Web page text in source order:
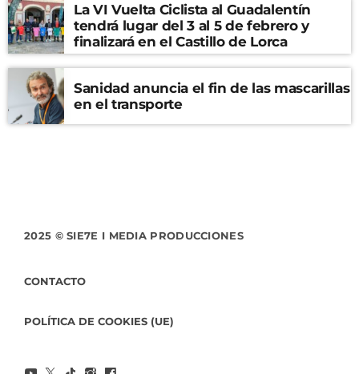
La VI Vuelta Ciclista al Guadalentín
tendrá lugar del 3 al 5 de febrero y
finalizará en el Castillo de Lorca
Sanidad anuncia el fin de las mascarillas
en el transporte
2025 © SIE7E I MEDIA PRODUCCIONES
CONTACTO
POLÍTICA DE COOKIES (UE)